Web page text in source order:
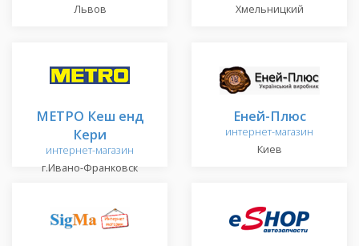
Львов
Хмельницкий
МЕТРО Кеш енд
Кери
интернет-магазин
г.Ивано-Франковск
Еней-Плюс
интернет-магазин
Киев